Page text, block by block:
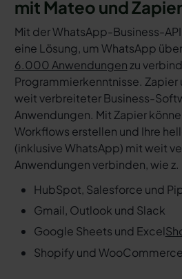
mit Mateo und Zapier
Mit der WhatsApp-Business-
eine Lösung, um WhatsApp
6.000 Anwendungenzu
Programmierkenntnisse. Zapier
weit verbreiteter Business-
Anwendungen. Mit Zapier
Workflows erstellen und Ihre
(inklusive WhatsApp) mit weit
Anwendungen verbinden, wie z.
HubSpot, Salesforce und
Gmail, Outlook und Slack
Google Sheets und Excel
Shopify und WooCommerce